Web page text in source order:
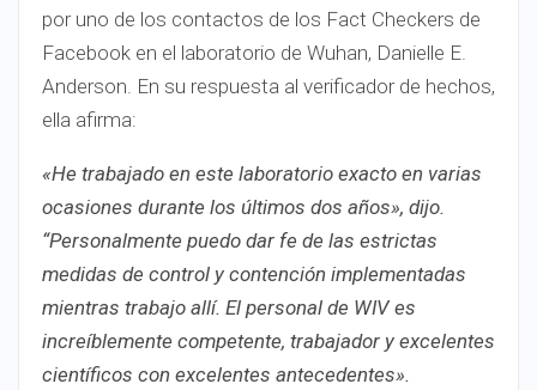
por uno de los contactos de los Fact Checkers de
Facebook en el laboratorio de Wuhan, Danielle E.
Anderson. En su respuesta al verificador de hechos,
ella afirma:
«He trabajado en este laboratorio exacto en varias
ocasiones durante los últimos dos años», dijo.
“Personalmente puedo dar fe de las estrictas
medidas de control y contención implementadas
mientras trabajo allí. El personal de WIV es
increíblemente competente, trabajador y excelentes
científicos con excelentes antecedentes».